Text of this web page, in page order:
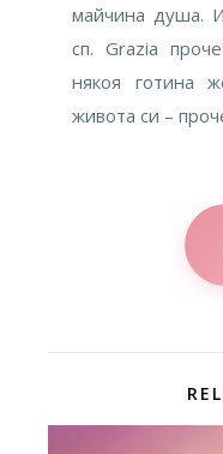
майчина душа.
сп. Grazia
някоя готина
живота си –